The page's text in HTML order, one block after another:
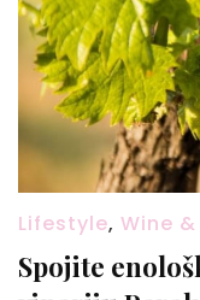
Lifestyle, Wine
Spojite